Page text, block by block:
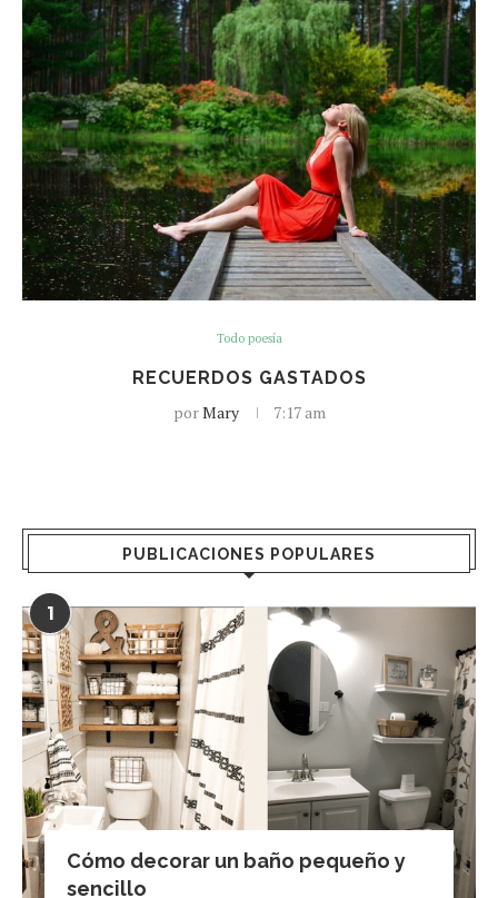
Todo poesía
RECUERDOS GASTADOS
porMary 7:17 am
PUBLICACIONES POPULARES
1
Cómo decorar un baño pequeño y
sencillo